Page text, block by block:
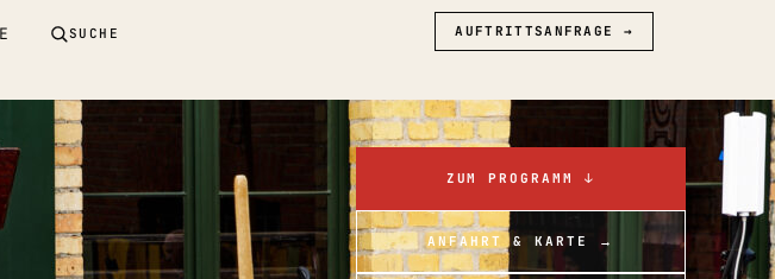
SUCHE AUFTRITTSANFRAGE →
ZUM PROGRAMM ↓
ANFAHRT & KARTE →